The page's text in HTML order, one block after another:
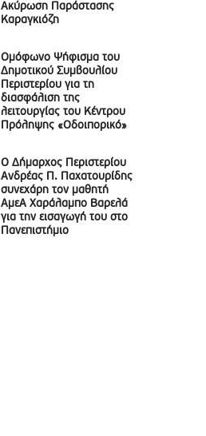
Ακύρωση Παράστασης
Καραγκιόζη
Ομόφωνο Ψήφισμα του
Δημοτικού Συμβουλίου
Περιστερίου για τη
διασφάλιση της
λειτουργίας του Κέντρου
Πρόληψης «Οδοιπορικό»
Ο Δήμαρχος Περιστερίου
Ανδρέας Π. Παχατουρίδης
συνεχάρη τον μαθητή
ΑμεΑ Χαράλαμπο Βαρελά
για την εισαγωγή του στο
Πανεπιστήμιο